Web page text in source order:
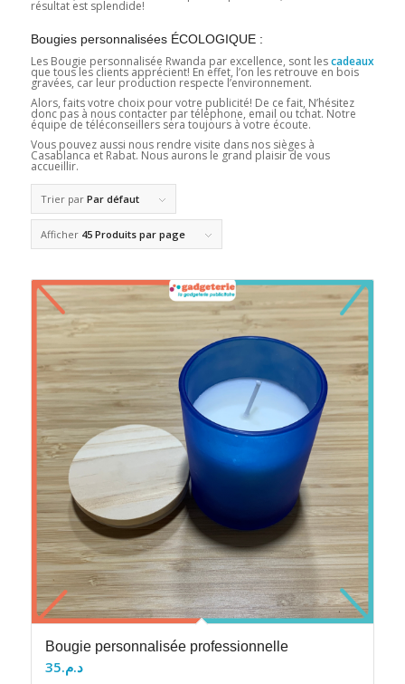
résultat est splendide!
Bougies personnalisées ÉCOLOGIQUE :
Les Bougie personnalisée Rwanda par excellence, sont lescadeaux
que tous les clients apprécient! En effet, l’on les retrouve en bois
gravées, car leur production respecte l’environnement.
Alors, faits votre choix pour votre publicité! De ce fait, N’hésitez
donc pas à nous contacter par téléphone, email ou tchat. Notre
équipe de téléconseillers sera toujours à votre écoute.
Vous pouvez aussi nous rendre visite dans nos sièges à
Casablanca et Rabat. Nous aurons le grand plaisir de vous
accueillir.
Trier par Par défaut
Afficher 45 Produits par page
Bougie personnalisée professionnelle
د.م.35